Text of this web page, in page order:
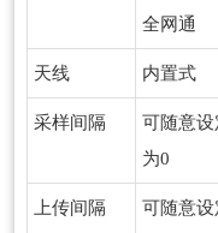
全网通
天线 内置式
采样间隔
可随意
为0
上传间隔
可随意